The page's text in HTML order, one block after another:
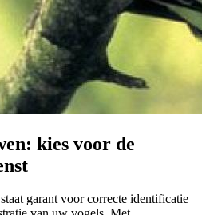
kies voor de
garant voor correcte identificatie